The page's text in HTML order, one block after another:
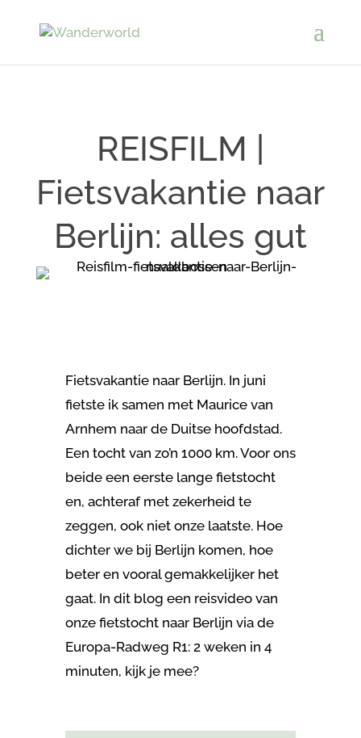
REISFILM |
Fietsvakantie naar
Berlijn: alles gut
Fietsvakantie naar Berlijn. In juni
fietste ik samen met Maurice van
Arnhem naar de Duitse hoofdstad.
Een tocht van zo’n 1000 km. Voor ons
beide een eerste lange fietstocht
en, achteraf met zekerheid te
zeggen, ook niet onze laatste. Hoe
dichter we bij Berlijn komen, hoe
beter en vooral gemakkelijker het
gaat. In dit blog een reisvideo van
onze fietstocht naar Berlijn via de
Europa-Radweg R1: 2 weken in 4
minuten, kijk je mee?